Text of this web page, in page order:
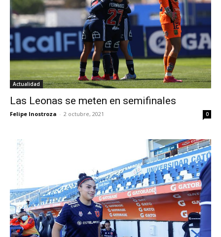
Actualidad
Las Leonas se meten en semifinales
Felipe Inostroza - 2 octubre, 2021 0